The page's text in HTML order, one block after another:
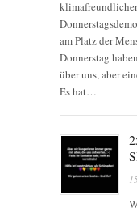
am Platz der
Donnerstag
über uns, aber
Es hat…